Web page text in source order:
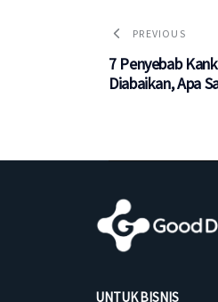
PREVIOUS
7 Penyebab
Diabaikan, Apa
UNTUK BISNIS